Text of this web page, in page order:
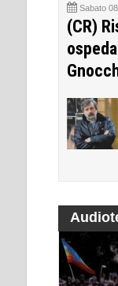
Sabato
(CR)